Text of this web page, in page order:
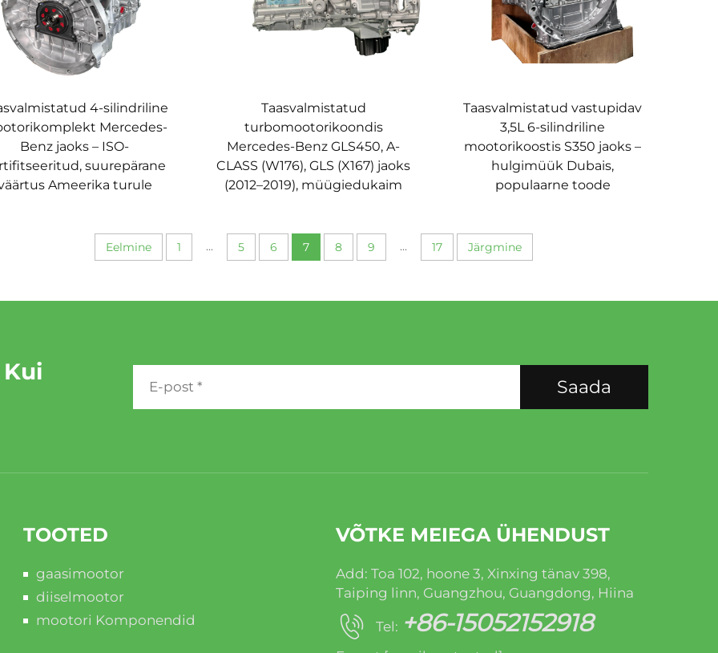
4-silindriline
Mercedes-
Benz jaoks – ISO-
suurepärane
Ameerika turule
Taasvalmistatud
turbomootorikoondis
Mercedes-Benz GLS450, A-
CLASS (W176), GLS (X167) jaoks
(2012–2019), müügiedukaim
Taasvalmistatud vastupidav
3,5L 6-silindriline
mootorikoostis S350 jaoks –
hulgimüük Dubais,
populaarne toode
Eelmine 1 ... 5 6 7 8 9 ... 17 Järgmine
Saada
TOOTED
gaasimootor
diiselmootor
mootori Komponendid
VÕTKE MEIEGA ÜHENDUST
Add: Toa 102, hoone 3, Xinxing tänav 398,
Taiping linn, Guangzhou, Guangdong, Hiina
Tel: +86-15052152918